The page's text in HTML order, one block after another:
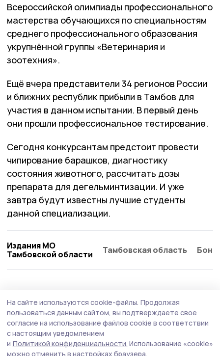
Всероссийской олимпиады профессионального
мастерства обучающихся по специальностям
среднего профессионального образования
укрупнённой группы «Ветеринария и
зоотехния».
Ещё вчера представители 34 регионов России
и ближних республик прибыли в Тамбов для
участия в данном испытании. В первый день
они прошли профессиональное тестирование.
Сегодня конкурсантам предстоит провести
чипирование барашков, диагностику
состояния животного, рассчитать дозы
препарата для дегельминтизации. И уже
завтра будут известны лучшие студенты
данной специализации.
Издания МО
Тамбовской области
Тамбовская область
На сайте используются cookie-файлы. Продолжая
пользоваться данным сайтом, вы подтверждаете свое
согласие на использование файлов cookie в соответствии
с настоящим уведомлением
и Политикой конфиденциальности. Использование «cookie»
можно отменить в настройках браузера.